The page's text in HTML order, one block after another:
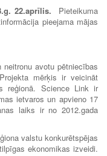
22.aprīlis. Pieteikuma
pieejama mājas
avotu pētniecības
mērķis ir veicināt
reģionā. Science Link ir
ietvaros un apvieno 17
laiks ir no 2012.gada
valstu konkurētspējas
ekonomikas izveidi.